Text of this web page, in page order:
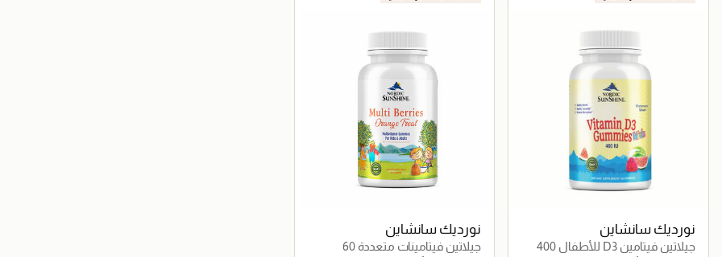
نورديك سانشاين
جيلاتين فيتامين D3 للأطفال 400
نورديك سانشاين
جيلاتين فيتامينات متعددة 60